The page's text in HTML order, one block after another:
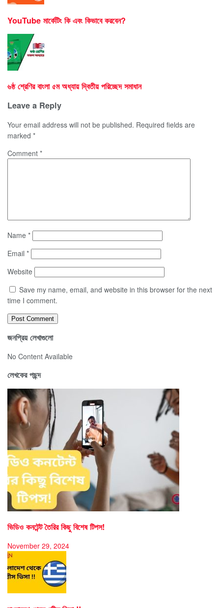
YouTube মার্কেটিং কি এবং কিভাবে করবেন?
৬ষ্ঠ শ্রেণির বাংলা ৫ম অধ্যায় দ্বিতীয় পরিচ্ছেদ সমাধান
Leave a Reply
Your email address will not be published. Required fields are
marked *
Comment *
Name *
Email *
Website
Save my name, email, and website in this browser for the next
time I comment.
জনপ্রিয় লেখাগুলো
No Content Available
লেখকের পছন্দ
ভিডিও কনটেন্ট তৈরির কিছু বিশেষ টিপস!
November 29, 2024